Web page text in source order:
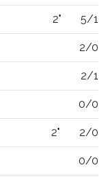
2" 5/1
2/0
2/1
0/0
2" 2/0
0/0